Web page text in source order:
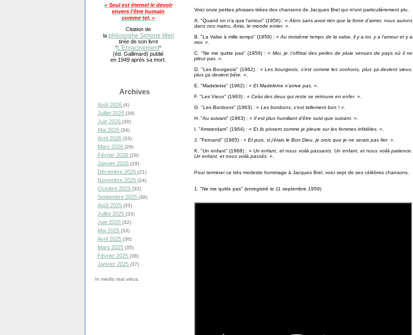
« Seul est éternel le devoir
envers l'être humain
comme tel. »
Citation de
la philosophe Simone Weil
tirée de son livre
"L'Enracinement"
(éd. Gallimard) publié
en 1949 après sa mort.
Archives
Août 2026 (4)
Juillet 2026 (39)
Juin 2026 (30)
Mai 2026 (34)
Avril 2026 (33)
Mars 2026 (28)
Février 2026 (29)
Janvier 2026 (29)
Décembre 2025 (21)
Novembre 2025 (24)
Octobre 2025 (32)
Septembre 2025 (38)
Août 2025 (35)
Juillet 2025 (33)
Juin 2025 (32)
Mai 2025 (33)
Avril 2025 (36)
Mars 2025 (35)
Février 2025 (38)
Janvier 2025 (37)
In medio stat virtus.
Voici onze petites phrases tirées des chansons de Jacques Brel qui m’ont particulièrement plu.
A. "Quand on n’a que l’amour" (1956) : « Alors sans avoir rien que la force d’aimer, nous aurons
dans nos mains, Amis, le monde entier. »
B. "La Valse à mille temps" (1959) :« Au troisième temps de la valse, il y a toi, y a l’amour et y a
moi. »
C. "Ne me quitte pas" (1959) :« Moi, je t’offrirai des perles de pluie venues de pays où il ne
pleut pas. »
D. "Les Bourgeois" (1962) : « Les bourgeois, c’est comme les cochons, plus ça devient vieux,
plus ça devient bête. »
E. "Madeleine" (1962) : « Et Madeleine n’arrive pas. »
F. "Les Vieux" (1963) : « Celui des deux qui reste se retrouve en enfer. »
G. "Les Bonbons" (1963) : « Les bonbons, c’est tellement bon ! »
H. "Au suivant" (1963) : « Il est plus humiliant d’être suivi que suivant. »
I. "Amsterdam" (1964) : « Et ils pissent comme je pleure sur les femmes infidèles. »
J. "Fernand" (1965) : « Et puis, si j’étais le Bon Dieu, je crois que je ne serais pas fier. »
K. "Un enfant" (1968) : « Un enfant, et nous voilà passants. Un enfant, et nous voilà patience.
Un enfant, et nous voilà passés. »
Pour terminer ce très modeste hommage à Jacques Brel, voici sept de ses célèbres chansons.
1. "Ne me quitte pas" (enregistré le 11 septembre 1959)